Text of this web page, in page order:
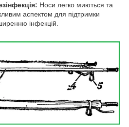
Носи легко миються та
аспектом для підтримки
інфекцій.